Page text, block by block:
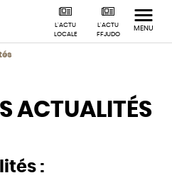
L'ACTU
FFJUDO
L'ACTU
LOCALE
MENU
ACTUALITÉS
: